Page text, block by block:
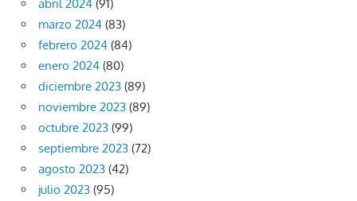
abril 2024 (91)
marzo 2024 (83)
febrero 2024 (84)
enero 2024 (80)
diciembre 2023 (89)
noviembre 2023 (89)
octubre 2023 (99)
septiembre 2023 (72)
agosto 2023 (42)
julio 2023 (95)